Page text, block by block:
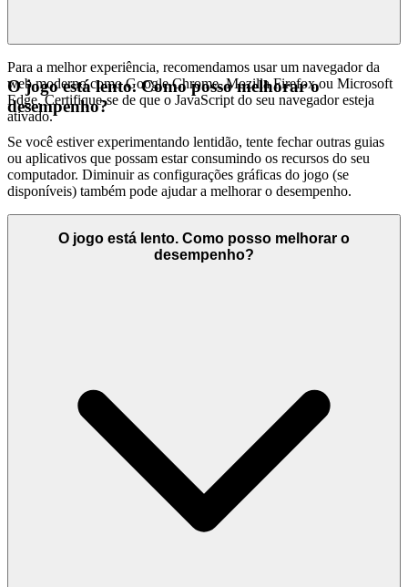
Para a melhor experiência, recomendamos usar um navegador da
web moderno como Google Chrome, Mozilla Firefox ou Microsoft
Edge. Certifique-se de que o JavaScript do seu navegador esteja
ativado.
O jogo está lento. Como posso melhorar o
desempenho?
Se você estiver experimentando lentidão, tente fechar outras guias
ou aplicativos que possam estar consumindo os recursos do seu
computador. Diminuir as configurações gráficas do jogo (se
disponíveis) também pode ajudar a melhorar o desempenho.
O jogo está lento. Como posso melhorar o
desempenho?